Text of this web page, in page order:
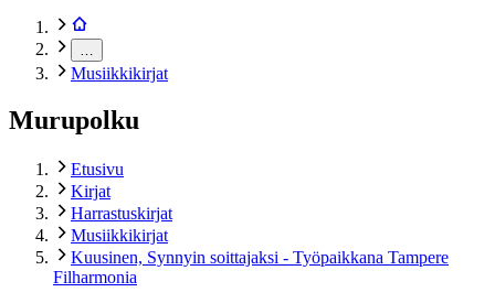
Musiikkikirjat
Murupolku
Etusivu
Kirjat
Harrastuskirjat
Musiikkikirjat
Kuusinen, Synnyin soittajaksi - Työpaikkana Tampere
Filharmonia